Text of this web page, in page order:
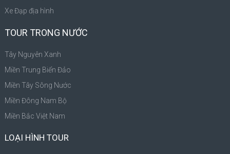
Xe Đạp địa hình
TOUR TRONG NƯỚC
Tây Nguyên Xanh
Miền Trung Biển Đảo
Miền Tây Sông Nước
Miền Đông Nam Bộ
Miền Bắc Việt Nam
LOẠI HÌNH TOUR